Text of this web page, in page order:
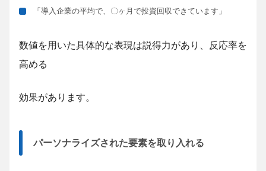
「導入企業の平均で、〇ヶ月で投資回収できています」
数値を用いた具体的な表現は説得力があり、反応率を
高める
効果があります。
パーソナライズされた要素を取り入れる